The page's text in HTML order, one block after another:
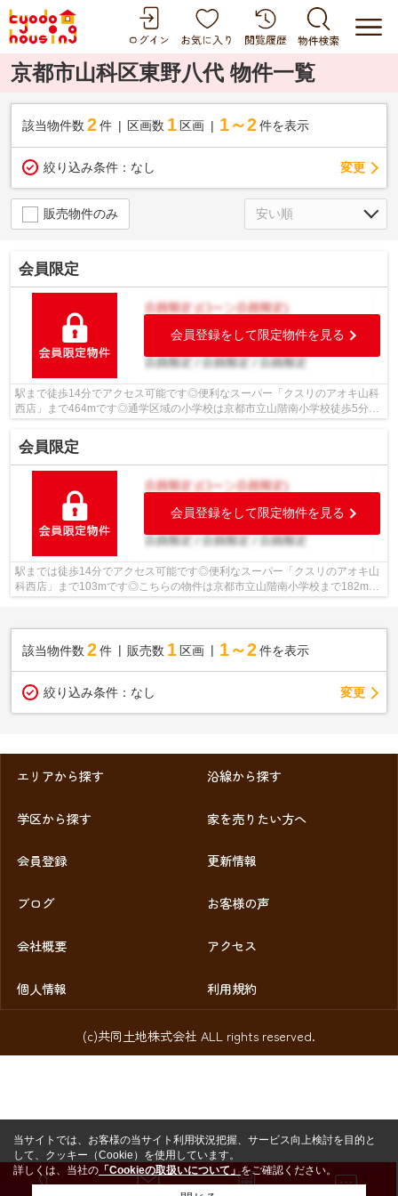
京都市山科区東野八代 物件一覧
該当物件数 2件 区画数 1 区画 1～2 件を表示
絞り込み条件： なし 変更
販売物件のみ
会員限定
会員登録をして限定物件を見る
駅まで徒歩14分でアクセス可能です◎便利なスーパー「クスリのアオキ山科
西店」まで464mです◎通学区域の小学校は京都市立山階南小学校徒歩5分◎
徒歩7分の距離に京都市立山科中学校がある...
会員限定
会員登録をして限定物件を見る
駅までは徒歩14分でアクセス可能です◎便利なスーパー「クスリのアオキ山
科西店」まで103mです◎こちらの物件は京都市立山階南小学校まで182m以
内にあるのがポイントです◎不動産の購入は...
該当物件数 2件 販売数 1 区画 1～2 件を表示
絞り込み条件： なし 変更
エリアから探す 沿線から探す
学区から探す 家を売りたい方へ
会員登録 更新情報
ブログ お客様の声
会社概要 アクセス
個人情報 利用規約
(c)共同土地株式会社 ALL rights reserved.
当サイトでは、お客様の当サイト利用状況把握、サービス向上検討を目的と
して、クッキー（Cookie）を使用しています。
詳しくは、当社の 「Cookieの取扱いについて」をご確認ください。